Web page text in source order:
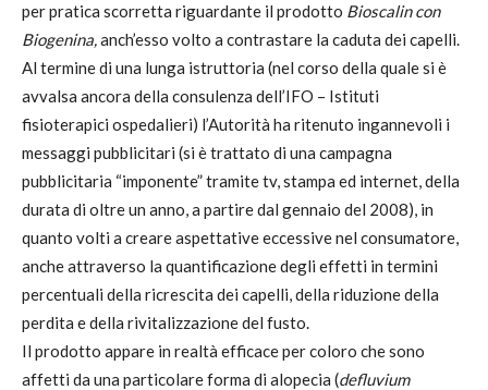
per pratica scorretta riguardante il prodotto Bioscalin con
Biogenina,anch’esso volto a contrastare la caduta dei capelli.
Al termine di una lunga istruttoria (nel corso della quale si è
avvalsa ancora della consulenza dell’IFO – Istituti
fisioterapici ospedalieri) l’Autorità ha ritenuto ingannevoli i
messaggi pubblicitari (si è trattato di una campagna
pubblicitaria “imponente” tramite tv, stampa ed internet, della
durata di oltre un anno, a partire dal gennaio del 2008), in
quanto volti a creare aspettative eccessive nel consumatore,
anche attraverso la quantificazione degli effetti in termini
percentuali della ricrescita dei capelli, della riduzione della
perdita e della rivitalizzazione del fusto.
Il prodotto appare in realtà efficace per coloro che sono
affetti da una particolare forma di alopecia (defluvium